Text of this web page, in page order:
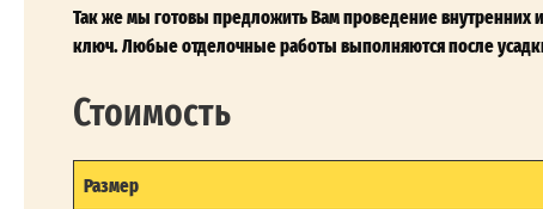
Так же мы готовы предложить Вам проведение внутренних
ключ. Любые отделочные работы выполняются после
Стоимость
Размер